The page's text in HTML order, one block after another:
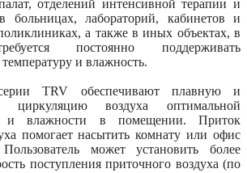
отделений интенсивной терапии и
больницах, лабораторий, кабинетов и
а также в иных объектах, в
постоянно поддерживать
и влажность.
серии TRV обеспечивают плавную и
циркуляцию воздуха оптимальной
и влажности в помещении. Приток
помогает насытить комнату или офис
может установить более
поступления приточного воздуха (по